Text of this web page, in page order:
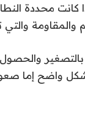
كانت محددة
والتي
واضح إما